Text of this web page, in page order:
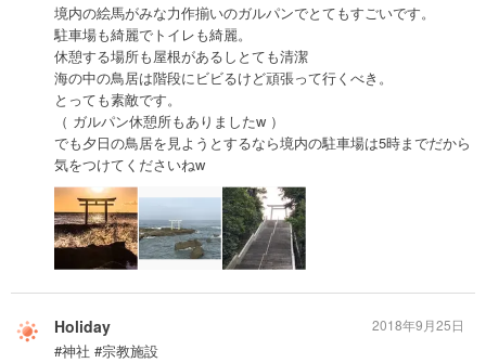
境内の絵馬がみな力作揃いのガルパンでとてもすごいです。
駐車場も綺麗でトイレも綺麗。
休憩する場所も屋根があるしとても清潔
海の中の鳥居は階段にビビるけど頑張って行くべき。
とっても素敵です。
（ ガルパン休憩所もありましたw ）
でも夕日の鳥居を見ようとするなら境内の駐車場は5時までだから
気をつけてくださいねw
Holiday
#神社 #宗教施設
2018年9月25日